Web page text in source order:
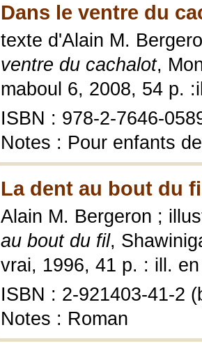
Dans le ventre du
texte d'Alain M.
ventre du cachalot,
maboul 6, 2008, 54 p.
ISBN : 978-2-7646-
Notes : Pour enfants
La dent au bout du
Alain M. Bergeron ;
au bout du fil,
vrai, 1996, 41 p. : ill.
ISBN : 2-921403-41-2
Notes : Roman